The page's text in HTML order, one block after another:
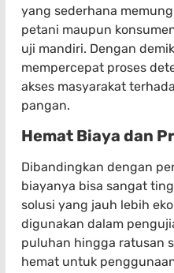
yang sederhana
petani maupun
uji mandiri. Dengan
mempercepat proses
akses masyarakat
pangan.
Hemat Biaya dan
Dibandingkan dengan
biayanya bisa sangat
solusi yang jauh lebih
digunakan dalam
puluhan hingga ratusan
hemat untuk